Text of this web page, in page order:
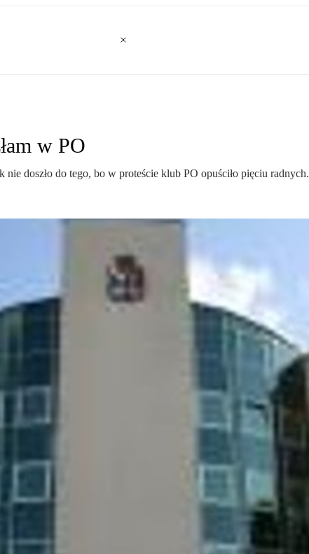
w PO
doszło do tego, bo w proteście klub PO opuściło pięciu radnych.